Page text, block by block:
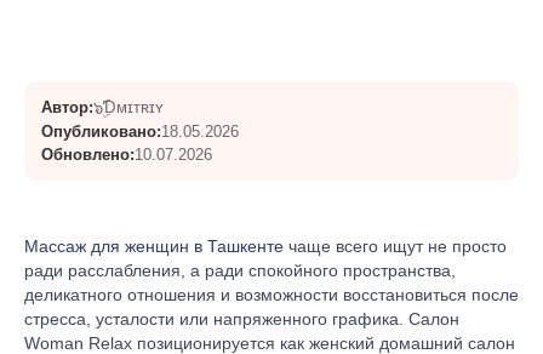
Автор:๖ۣۜƊᴍɪᴛʀɪʏ
Опубликовано:18.05.2026
Обновлено:10.07.2026
Массаж для женщин в Ташкенте чаще всего ищут не просто
ради расслабления, а ради спокойного пространства,
деликатного отношения и возможности восстановиться после
стресса, усталости или напряженного графика. Салон
Woman Relax позиционируется как женский домашний салон